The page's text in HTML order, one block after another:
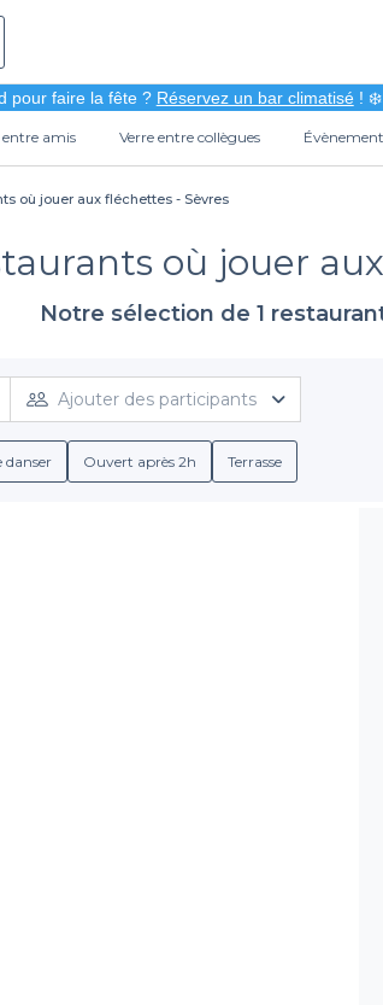
pour faire la fête ? Réservez un bar climatisé!
entre amis Verre entre collègues
où jouer aux fléchettes - Sèvres
où jouer
Notre sélection de 1
Ajouter des participants
danser Ouvert après 2h Terrasse